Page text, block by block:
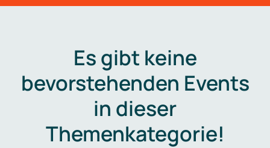
Es gibt keine
bevorstehenden Events
in dieser
Themenkategorie!